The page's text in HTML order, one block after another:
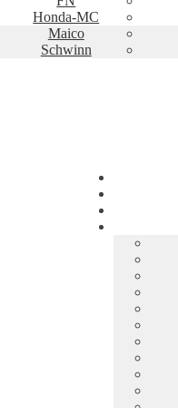
Honda-MC
Maico
Schwinn